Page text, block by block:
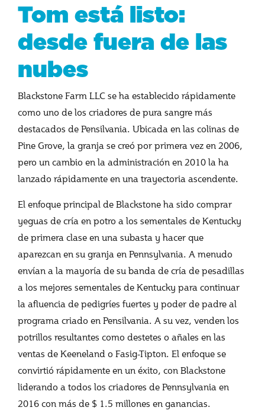
Tom está listo:
desde fuera de las
nubes
Blackstone Farm LLC se ha establecido rápidamente
como uno de los criadores de pura sangre más
destacados de Pensilvania. Ubicada en las colinas de
Pine Grove, la granja se creó por primera vez en 2006,
pero un cambio en la administración en 2010 la ha
lanzado rápidamente en una trayectoria ascendente.
El enfoque principal de Blackstone ha sido comprar
yeguas de cría en potro a los sementales de Kentucky
de primera clase en una subasta y hacer que
aparezcan en su granja en Pennsylvania. A menudo
envían a la mayoría de su banda de cría de pesadillas
a los mejores sementales de Kentucky para continuar
la afluencia de pedigríes fuertes y poder de padre al
programa criado en Pensilvania. A su vez, venden los
potrillos resultantes como destetes o añales en las
ventas de Keeneland o Fasig-Tipton. El enfoque se
convirtió rápidamente en un éxito, con Blackstone
liderando a todos los criadores de Pennsylvania en
2016 con más de $ 1.5 millones en ganancias.